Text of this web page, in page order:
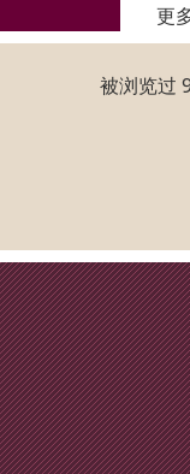
更
被浏览过